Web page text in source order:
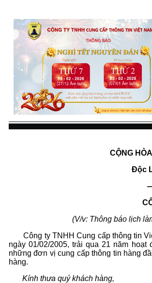
CỘNG
Độc
(V/v: Thông báo lịch
Công ty TNHH Cung cấp thông tin
ngày 01/02/2005, trải qua 21 năm
những đơn vị cung cấp thông tin hàng
hàng.
Kính thưa quý khách hàng,